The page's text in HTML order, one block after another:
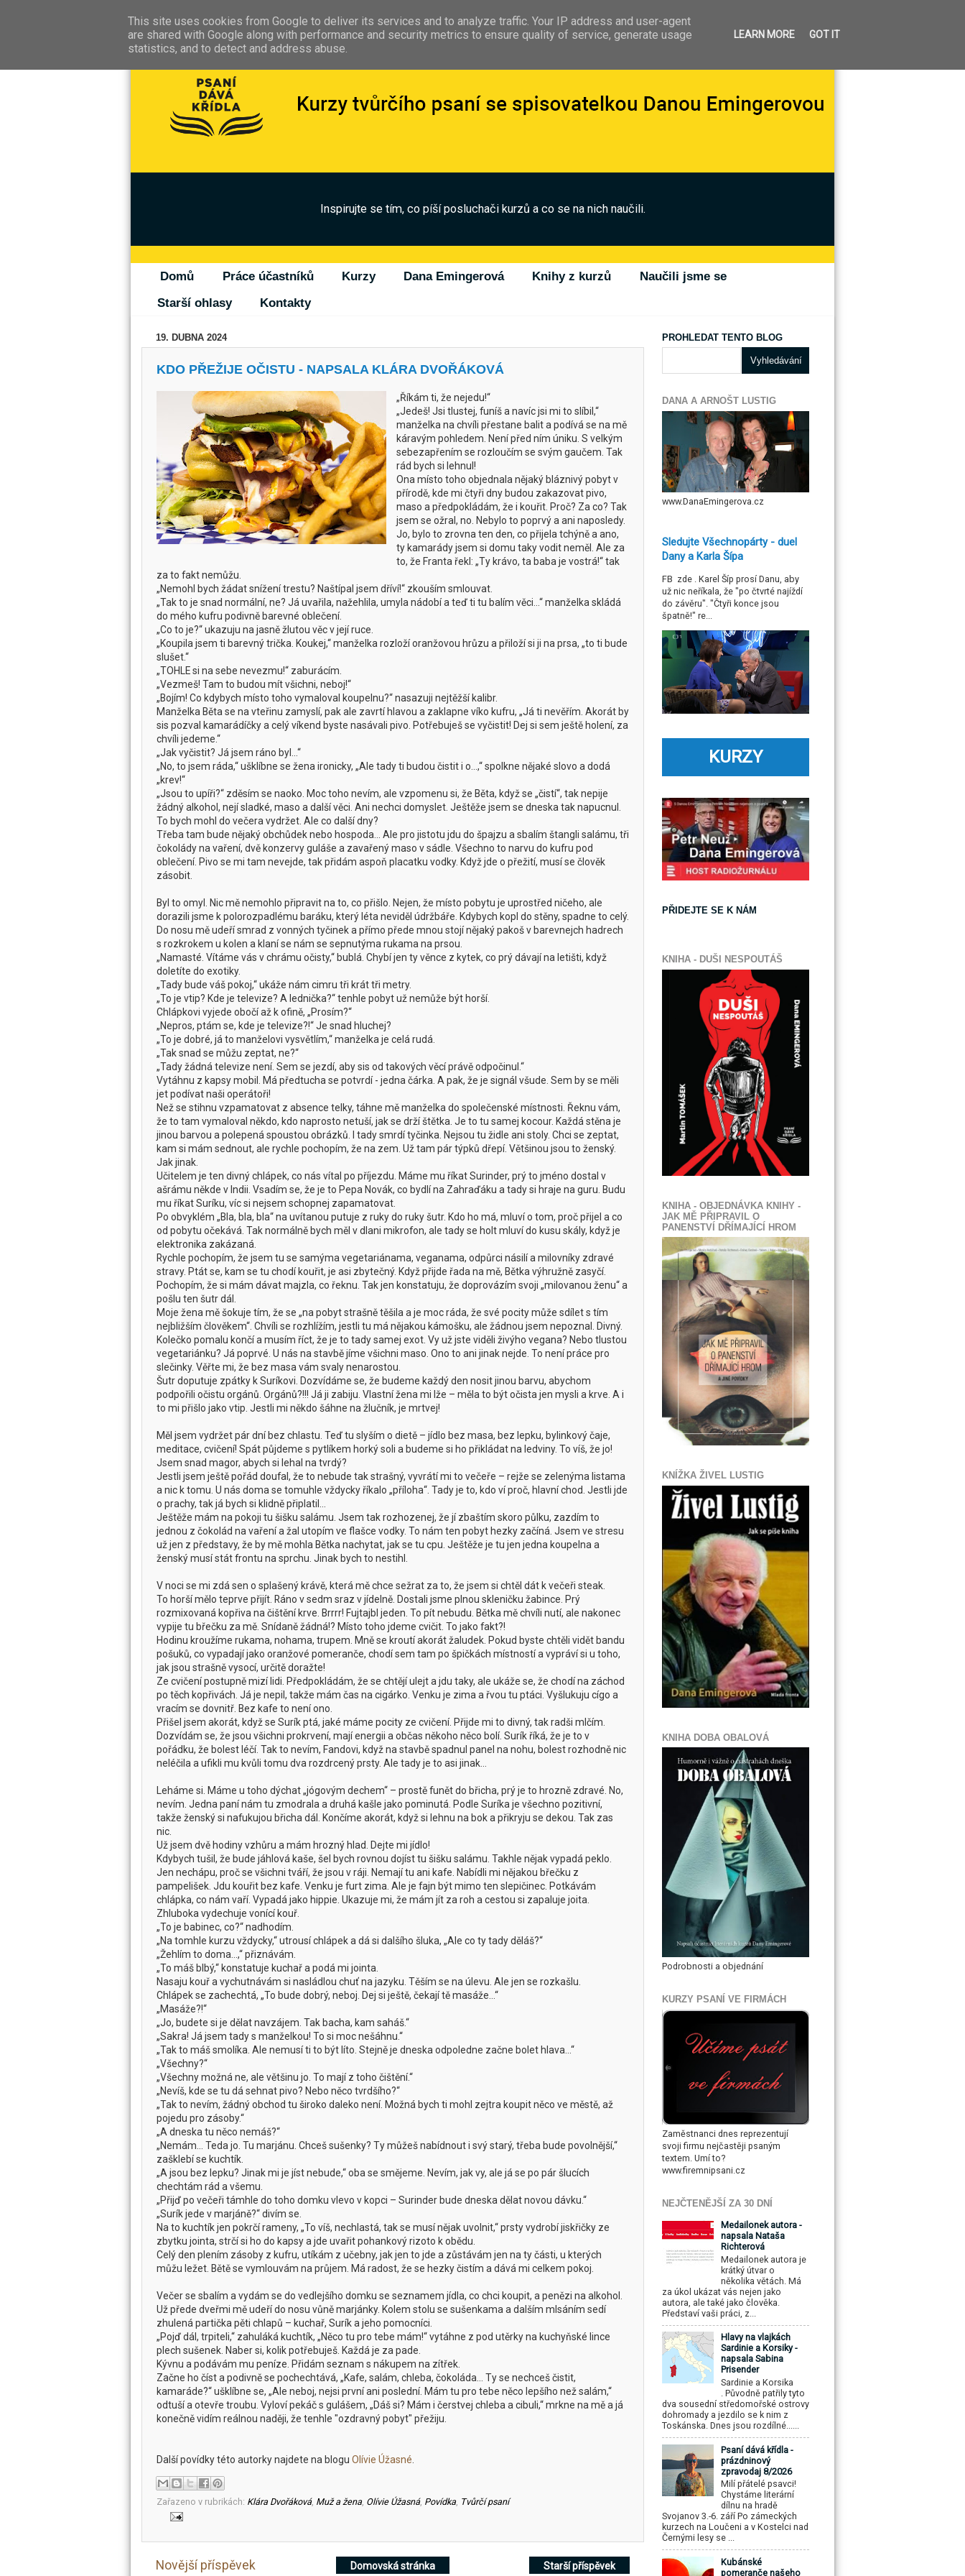
Inspirujte se tím, co píší posluchači kurzů a co se na nich naučili.
Domů Práce účastníků Kurzy Dana Emingerová Knihy z kurzů
Naučili jsme se
Starší ohlasy
Kontakty
19. DUBNA 2024
KDO PŘEŽIJE OČISTU - NAPSALA KLÁRA DVOŘÁKOVÁ
„Říkám ti, že nejedu!“
„Jedeš! Jsi tlustej, funíš a navíc jsi mi to slíbil,“
manželka na chvíli přestane balit a podívá se na mě
káravým pohledem. Není před ním úniku. S velkým
sebezapřením se rozloučím se svým gaučem. Tak
rád bych si lehnul!
Ona místo toho objednala nějaký bláznivý pobyt v
přírodě, kde mi čtyři dny budou zakazovat pivo,
maso a předpokládám, že i kouřit. Proč? Za co? Tak
jsem se ožral, no. Nebylo to poprvý a ani naposledy.
Jo, bylo to zrovna ten den, co přijela tchýně a ano,
ty kamarády jsem si domu taky vodit neměl. Ale za
to, že Franta řekl: „Ty krávo, ta baba je vostrá!“ tak
za to fakt nemůžu.
„Nemohl bych žádat snížení trestu? Naštípal jsem dříví!“ zkouším smlouvat.
„Tak to je snad normální, ne? Já uvařila, nažehlila, umyla nádobí a teď ti tu balím věci…“ manželka skládá
do mého kufru podivně barevné oblečení.
„Co to je?“ ukazuju na jasně žlutou věc v její ruce.
„Koupila jsem ti barevný trička. Koukej,“ manželka rozloží oranžovou hrůzu a přiloží si ji na prsa, „to ti bude
slušet.“
„TOHLE si na sebe nevezmu!“ zaburácím.
„Vezmeš! Tam to budou mít všichni, neboj!“
„Bojím! Co kdybych místo toho vymaloval koupelnu?“ nasazuji nejtěžší kalibr.
Manželka Běta se na vteřinu zamyslí, pak ale zavrtí hlavou a zaklapne víko kufru, „Já ti nevěřím. Akorát by
sis pozval kamarádíčky a celý víkend byste nasávali pivo. Potřebuješ se vyčistit! Dej si sem ještě holení, za
chvíli jedeme.“
„Jak vyčistit? Já jsem ráno byl…“
„No, to jsem ráda,“ ušklíbne se žena ironicky, „Ale tady ti budou čistit i o…,“ spolkne nějaké slovo a dodá
„krev!“
„Jsou to upíři?“ zděsím se naoko. Moc toho nevím, ale vzpomenu si, že Běta, když se „čistí“, tak nepije
žádný alkohol, nejí sladké, maso a další věci. Ani nechci domyslet. Ještěže jsem se dneska tak napucnul.
To bych mohl do večera vydržet. Ale co další dny?
Třeba tam bude nějaký obchůdek nebo hospoda… Ale pro jistotu jdu do špajzu a sbalím štangli salámu, tři
čokolády na vaření, dvě konzervy guláše a zavařený maso v sádle. Všechno to narvu do kufru pod
oblečení. Pivo se mi tam nevejde, tak přidám aspoň placatku vodky. Když jde o přežití, musí se člověk
zásobit.
Byl to omyl. Nic mě nemohlo připravit na to, co přišlo. Nejen, že místo pobytu je uprostřed ničeho, ale
dorazili jsme k polorozpadlému baráku, který léta neviděl údržbáře. Kdybych kopl do stěny, spadne to celý.
Do nosu mě udeří smrad z vonných tyčinek a přímo přede mnou stojí nějaký pakoš v barevnejch hadrech
s rozkrokem u kolen a klaní se nám se sepnutýma rukama na prsou.
„Namasté. Vítáme vás v chrámu očisty,“ bublá. Chybí jen ty věnce z kytek, co prý dávají na letišti, když
doletíte do exotiky.
„Tady bude váš pokoj,“ ukáže nám cimru tři krát tři metry.
„To je vtip? Kde je televize? A lednička?“ tenhle pobyt už nemůže být horší.
Chlápkovi vyjede obočí až k ofině, „Prosím?“
„Nepros, ptám se, kde je televize?!“ Je snad hluchej?
„To je dobré, já to manželovi vysvětlím,“ manželka je celá rudá.
„Tak snad se můžu zeptat, ne?“
„Tady žádná televize není. Sem se jezdí, aby sis od takových věcí právě odpočinul.“
Vytáhnu z kapsy mobil. Má předtucha se potvrdí - jedna čárka. A pak, že je signál všude. Sem by se měli
jet podívat naši operátoři!
Než se stihnu vzpamatovat z absence telky, táhne mě manželka do společenské místnosti. Řeknu vám,
že to tam vymaloval někdo, kdo naprosto netuší, jak se drží štětka. Je to tu samej kocour. Každá stěna je
jinou barvou a polepená spoustou obrázků. I tady smrdí tyčinka. Nejsou tu židle ani stoly. Chci se zeptat,
kam si mám sednout, ale rychle pochopím, že na zem. Už tam pár týpků dřepí. Většinou jsou to ženský.
Jak jinak.
Učitelem je ten divný chlápek, co nás vítal po příjezdu. Máme mu říkat Surinder, prý to jméno dostal v
ašrámu někde v Indii. Vsadím se, že je to Pepa Novák, co bydlí na Zahraďáku a tady si hraje na guru. Budu
mu říkat Suríku, víc si nejsem schopnej zapamatovat.
Po obvyklém „Bla, bla, bla“ na uvítanou putuje z ruky do ruky šutr. Kdo ho má, mluví o tom, proč přijel a co
od pobytu očekává. Tak normálně bych měl v dlani mikrofon, ale tady se holt mluví do kusu skály, když je
elektronika zakázaná.
Rychle pochopím, že jsem tu se samýma vegetariánama, veganama, odpůrci násilí a milovníky zdravé
stravy. Ptát se, kam se tu chodí kouřit, je asi zbytečný. Když přijde řada na mě, Bětka výhružně zasyčí.
Pochopím, že si mám dávat majzla, co řeknu. Tak jen konstatuju, že doprovázím svoji „milovanou ženu“ a
pošlu ten šutr dál.
Moje žena mě šokuje tím, že se „na pobyt strašně těšila a je moc ráda, že své pocity může sdílet s tím
nejbližším člověkem“. Chvíli se rozhlížím, jestli tu má nějakou kámošku, ale žádnou jsem nepoznal. Divný.
Kolečko pomalu končí a musím říct, že je to tady samej exot. Vy už jste viděli živýho vegana? Nebo tlustou
vegetariánku? Já poprvé. U nás na stavbě jíme všichni maso. Ono to ani jinak nejde. To není práce pro
slečinky. Věřte mi, že bez masa vám svaly nenarostou.
Šutr doputuje zpátky k Suríkovi. Dozvídáme se, že budeme každý den nosit jinou barvu, abychom
podpořili očistu orgánů. Orgánů?!!! Já ji zabiju. Vlastní žena mi lže – měla to být očista jen mysli a krve. A i
to mi přišlo jako vtip. Jestli mi někdo šáhne na žlučník, je mrtvej!
Měl jsem vydržet pár dní bez chlastu. Teď tu slyším o dietě – jídlo bez masa, bez lepku, bylinkový čaje,
meditace, cvičení! Spát půjdeme s pytlíkem horký soli a budeme si ho přikládat na ledviny. To víš, že jo!
Jsem snad magor, abych si lehal na tvrdý?
Jestli jsem ještě pořád doufal, že to nebude tak strašný, vyvrátí mi to večeře – rejže se zelenýma listama
a nic k tomu. U nás doma se tomuhle vždycky říkalo „příloha“. Tady je to, kdo ví proč, hlavní chod. Jestli jde
o prachy, tak já bych si klidně připlatil...
Ještěže mám na pokoji tu šišku salámu. Jsem tak rozhozenej, že jí zbaštím skoro půlku, zazdím to
jednou z čokolád na vaření a žal utopím ve flašce vodky. To nám ten pobyt hezky začíná. Jsem ve stresu
už jen z představy, že by mě mohla Bětka nachytat, jak se tu cpu. Ještěže je tu jen jedna koupelna a
ženský musí stát frontu na sprchu. Jinak bych to nestihl.
V noci se mi zdá sen o splašený krávě, která mě chce sežrat za to, že jsem si chtěl dát k večeři steak.
To horší mělo teprve přijít. Ráno v sedm sraz v jídelně. Dostali jsme plnou skleničku žabince. Prý
rozmixovaná kopřiva na čištění krve. Brrrr! Fujtajbl jeden. To pít nebudu. Bětka mě chvíli nutí, ale nakonec
vypije tu břečku za mě. Snídaně žádná!? Místo toho jdeme cvičit. To jako fakt?!
Hodinu kroužíme rukama, nohama, trupem. Mně se kroutí akorát žaludek. Pokud byste chtěli vidět bandu
pošuků, co vypadají jako oranžové pomeranče, chodí sem tam po špičkách místností a vypráví si u toho,
jak jsou strašně vysocí, určitě doražte!
Ze cvičení postupně mizí lidi. Předpokládám, že se chtějí ulejt a jdu taky, ale ukáže se, že chodí na záchod
po těch kopřivách. Já je nepil, takže mám čas na cigárko. Venku je zima a řvou tu ptáci. Vyšlukuju cígo a
vracím se dovnitř. Bez kafe to není ono.
Přišel jsem akorát, když se Surík ptá, jaké máme pocity ze cvičení. Přijde mi to divný, tak radši mlčím.
Dozvídám se, že jsou všichni prokrvení, mají energii a občas někoho něco bolí. Surík říká, že je to v
pořádku, že bolest léčí. Tak to nevím, Fandovi, když na stavbě spadnul panel na nohu, bolest rozhodně nic
neléčila a ufikli mu kvůli tomu dva rozdrcený prsty. Ale tady je to asi jinak…
Leháme si. Máme u toho dýchat „jógovým dechem“ – prostě funět do břicha, prý je to hrozně zdravé. No,
nevím. Jedna paní nám tu zmodrala a druhá kašle jako pominutá. Podle Suríka je všechno pozitivní,
takže ženský si nafukujou břicha dál. Končíme akorát, když si lehnu na bok a přikryju se dekou. Tak zas
nic.
Už jsem dvě hodiny vzhůru a mám hrozný hlad. Dejte mi jídlo!
Kdybych tušil, že bude jáhlová kaše, šel bych rovnou dojíst tu šišku salámu. Takhle nějak vypadá peklo.
Jen nechápu, proč se všichni tváří, že jsou v ráji. Nemají tu ani kafe. Nabídli mi nějakou břečku z
pampelišek. Jdu kouřit bez kafe. Venku je furt zima. Ale je fajn být mimo ten slepičinec. Potkávám
chlápka, co nám vaří. Vypadá jako hippie. Ukazuje mi, že mám jít za roh a cestou si zapaluje joita.
Zhluboka vydechuje vonící kouř.
„To je babinec, co?“ nadhodím.
„Na tomhle kurzu vždycky,“ utrousí chlápek a dá si dalšího šluka, „Ale co ty tady děláš?“
„Žehlím to doma…,“ přiznávám.
„To máš blbý,“ konstatuje kuchař a podá mi jointa.
Nasaju kouř a vychutnávám si nasládlou chuť na jazyku. Těším se na úlevu. Ale jen se rozkašlu.
Chlápek se zachechtá, „To bude dobrý, neboj. Dej si ještě, čekají tě masáže…“
„Masáže?!“
„Jo, budete si je dělat navzájem. Tak bacha, kam saháš.“
„Sakra! Já jsem tady s manželkou! To si moc nešáhnu.“
„Tak to máš smolíka. Ale nemusí ti to být líto. Stejně je dneska odpoledne začne bolet hlava…“
„Všechny?“
„Všechny možná ne, ale většinu jo. To mají z toho čištění.“
„Nevíš, kde se tu dá sehnat pivo? Nebo něco tvrdšího?“
„Tak to nevím, žádný obchod tu široko daleko není. Možná bych ti mohl zejtra koupit něco ve městě, až
pojedu pro zásoby.“
„A dneska tu něco nemáš?“
„Nemám… Teda jo. Tu marjánu. Chceš sušenky? Ty můžeš nabídnout i svý starý, třeba bude povolnější,“
zašklebí se kuchtík.
„A jsou bez lepku? Jinak mi je jíst nebude,“ oba se smějeme. Nevím, jak vy, ale já se po pár šlucích
chechtám rád a všemu.
„Přijď po večeři támhle do toho domku vlevo v kopci – Surinder bude dneska dělat novou dávku.“
„Surík jede v marjáně?“ divím se.
Na to kuchtík jen pokrčí rameny, „To víš, nechlastá, tak se musí nějak uvolnit,“ prsty vydrobí jiskřičky ze
zbytku jointa, strčí si ho do kapsy a jde uvařit pohankový rizoto k obědu.
Celý den plením zásoby z kufru, utíkám z učebny, jak jen to jde a zůstávám jen na ty části, u kterých
můžu ležet. Bětě se vymlouvám na průjem. Má radost, že se hezky čistím a dává mi celkem pokoj.
Večer se sbalím a vydám se do vedlejšího domku se seznamem jídla, co chci koupit, a penězi na alkohol.
Už přede dveřmi mě udeří do nosu vůně marjánky. Kolem stolu se sušenkama a dalším mlsáním sedí
zhulená partička pěti chlapů – kuchař, Surík a jeho pomocníci.
„Pojď dál, trpiteli,“ zahuláká kuchtík, „Něco tu pro tebe mám!“ vytáhne z pod utěrky na kuchyňské lince
plech sušenek. Naber si, kolik potřebuješ. Každá je za pade.
Kývnu a podávám mu peníze. Přidám seznam s nákupem na zítřek.
Začne ho číst a podivně se pochechtává, „Kafe, salám, chleba, čokoláda... Ty se nechceš čistit,
kamaráde?“ ušklíbne se, „Ale neboj, nejsi první ani poslední. Mám tu pro tebe něco lepšího než salám,“
odtuší a otevře troubu. Vyloví pekáč s gulášem, „Dáš si? Mám i čerstvej chleba a cibuli,“ mrkne na mě a já
konečně vidím reálnou naději, že tenhle "ozdravný pobyt" přežiju.
Další povídky této autorky najdete na blogu Olívie Úžasné.
Zařazeno v rubrikách: Klára Dvořáková, Muž a žena, Olívie Úžasná, Povídka, Tvůrčí psaní
Novější příspěvek Starší příspěvek
Domovská stránka
PROHLEDAT TENTO BLOG
DANA A ARNOŠT LUSTIG
www.DanaEmingerova.cz
Sledujte Všechnopárty - duel
Dany a Karla Šípa
FB zde . Karel Šíp prosí Danu, aby
už nic neříkala, že "po čtvrté najíždí
do závěru". "Čtyři konce jsou
špatně!" re...
KURZY
PŘIDEJTE SE K NÁM
KNIHA - DUŠI NESPOUTÁŠ
KNIHA - OBJEDNÁVKA KNIHY -
JAK MĚ PŘIPRAVIL O
PANENSTVÍ DŘÍMAJÍCÍ HROM
KNÍŽKA ŽIVEL LUSTIG
KNIHA DOBA OBALOVÁ
Podrobnosti a objednání
KURZY PSANÍ VE FIRMÁCH
Zaměstnanci dnes reprezentují
svoji firmu nejčastěji psaným
textem. Umí to?
www.firemnipsani.cz
NEJČTENĚJŠÍ ZA 30 DNÍ
Medailonek autora -
napsala Nataša
Richterová
Medailonek autora je
krátký útvar o
několika větách. Má
za úkol ukázat vás nejen jako
autora, ale také jako člověka.
Představí vaši práci, z...
Hlavy na vlajkách
Sardinie a Korsiky -
napsala Sabina
Prisender
Sardinie a Korsika
. Původně patřily tyto
dva sousední středomořské ostrovy
dohromady a jezdilo se k nim z
Toskánska. Dnes jsou rozdílné......
Psaní dává křídla -
prázdninový
zpravodaj 8/2026
Milí přátelé psavci!
Chystáme literární
dílnu na hradě
Svojanov 3.-6. září Po zámeckých
kurzech na Loučeni a v Kostelci nad
Černými lesy se ...
Kubánské
pomeranče našeho
This site uses cookies from Google to deliver its services and to analyze traffic. Your IP address and user-agent
are shared with Google along with performance and security metrics to ensure quality of service, generate usage
statistics, and to detect and address abuse.
LEARN MORE GOT IT